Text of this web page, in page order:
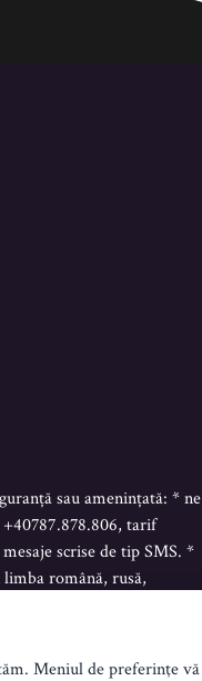
sau amenințată: * ne
tarif
scrise de tip SMS. *
română, rusă,
Meniul de preferinţe vă